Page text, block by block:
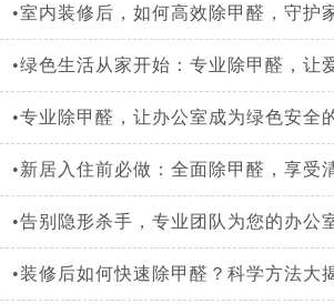
•室内装修后，如何高效除甲醛，守护
•绿色生活从家开始：专业除甲醛，让
•专业除甲醛，让办公室成为绿色安全
•新居入住前必做：全面除甲醛，享受
•告别隐形杀手，专业团队为您的办公
•装修后如何快速除甲醛？科学方法大